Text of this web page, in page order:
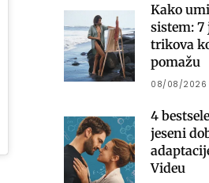
Kako
sistem:
trikova
pomažu
08/08/2026
4
jeseni
Videu